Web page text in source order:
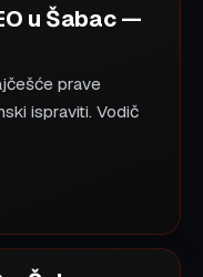
u Šabac —
prave
ispraviti. Vodič